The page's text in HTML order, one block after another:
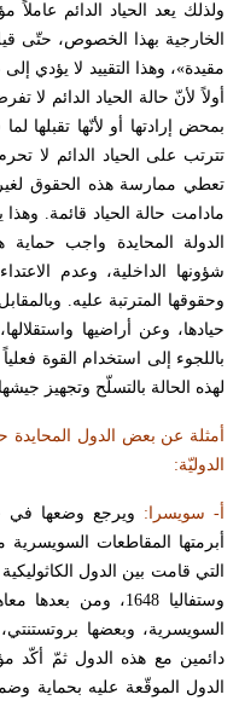
ولذلك يعد الحياد الدائم عاملاً
الخارجية بهذا الخصوص، حتّى
مقيدة»، وهذا التقييد لا يؤدي
أولاً لأنّ حالة الحياد الدائم لا
بمحض إرادتها أو لأنّها تقبلها
تترتب على الحياد الدائم لا
تعطي ممارسة هذه الحقوق
مادامت حالة الحياد قائمة.
الدولة المحايدة واجب
شؤونها الداخلية، وعدم
وحقوقها المترتبة عليه.
حيادها، وعن أراضيها
باللجوء إلى استخدام القوة
لهذه الحالة بالتسلّح وتجهيز
أمثلة عن بعض الدول المحايدة
الدوليّة:
أ- سويسرا: ويرجع وضعها في
أبرمتها المقاطعات السويسرية
التي قامت بين الدول
وستفاليا 1648،
السويسرية، وبعضها
الدول الموقّعة عليه بحماية